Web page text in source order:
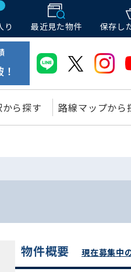
り 最近見た物件 保存し
ら探す 路線マップから
物件概要 現在募集中